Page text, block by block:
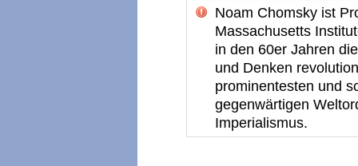
Noam Chomsky ist
Massachusetts
in den 60er Jahren
und Denken
prominentesten und
gegenwärtigen
Imperialismus.